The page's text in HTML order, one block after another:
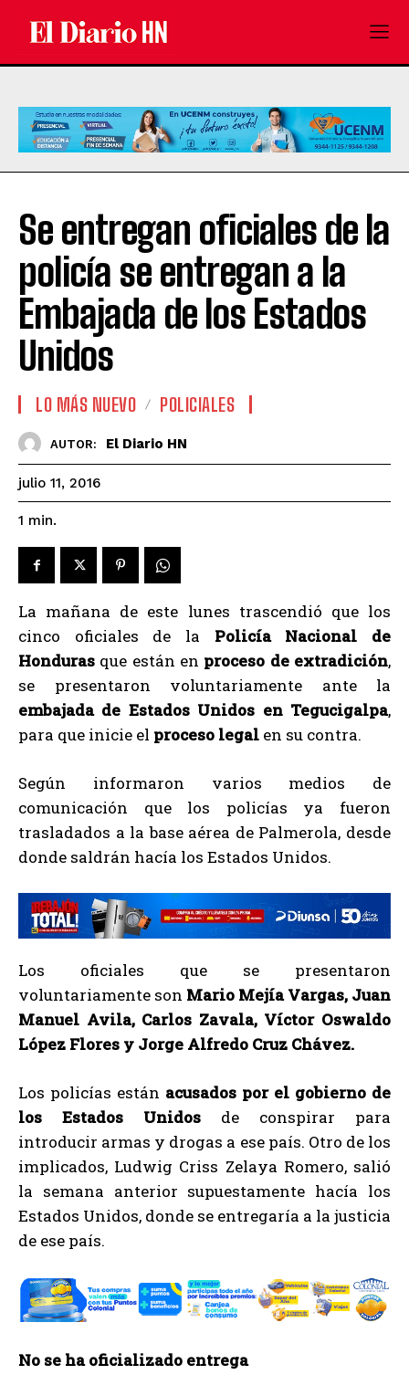
Se entregan oficiales de la
policía se entregan a la
Embajada de los Estados
Unidos
LO MÁS NUEVO POLICIALES
AUTOR: El Diario HN
julio 11, 2016
1 min.
La mañana de este lunes trascendió que los
cinco oficiales de la Policía Nacional de
Honduras que están en proceso de extradición,
se presentaron voluntariamente ante la
embajada de Estados Unidos en Tegucigalpa,
para que inicie el proceso legal en su contra.
Según informaron varios medios de
comunicación que los policías ya fueron
trasladados a la base aérea de Palmerola, desde
donde saldrán hacía los Estados Unidos.
Los oficiales que se presentaron
voluntariamente son Mario Mejía Vargas, Juan
Manuel Avila, Carlos Zavala, Víctor Oswaldo
López Flores y Jorge Alfredo Cruz Chávez.
Los policías están acusados por el gobierno de
los Estados Unidos de conspirar para
introducir armas y drogas a ese país. Otro de los
implicados, Ludwig Criss Zelaya Romero, salió
la semana anterior supuestamente hacía los
Estados Unidos, donde se entregaría a la justicia
de ese país.
No se ha oficializado entrega